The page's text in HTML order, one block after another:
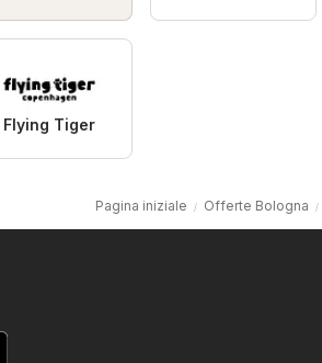
Flying Tiger
Pagina iniziale Offerte Bologna